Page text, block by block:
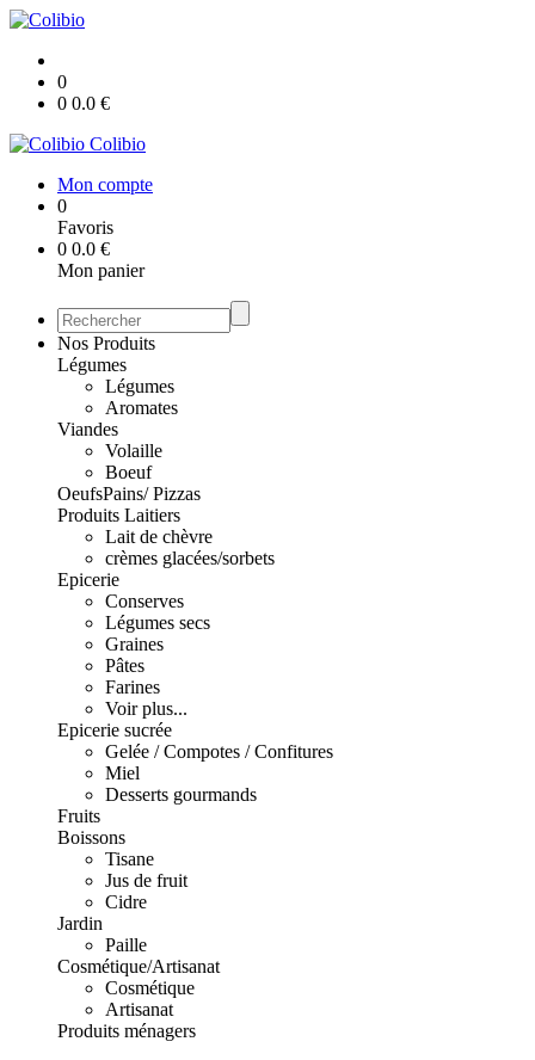
0
0 0.0 €
Colibio
Mon compte
0
Favoris
0 0.0 €
Mon panier
Nos Produits
Légumes
Légumes
Aromates
Viandes
Volaille
Boeuf
OeufsPains/ Pizzas
Produits Laitiers
Lait de chèvre
crèmes glacées/sorbets
Epicerie
Conserves
Légumes secs
Graines
Pâtes
Farines
Voir plus...
Epicerie sucrée
Gelée / Compotes / Confitures
Miel
Desserts gourmands
Fruits
Boissons
Tisane
Jus de fruit
Cidre
Jardin
Paille
Cosmétique/Artisanat
Cosmétique
Artisanat
Produits ménagers